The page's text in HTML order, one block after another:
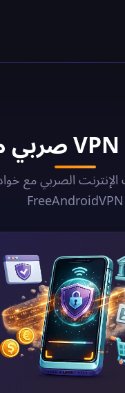
FreeAndroidVPN